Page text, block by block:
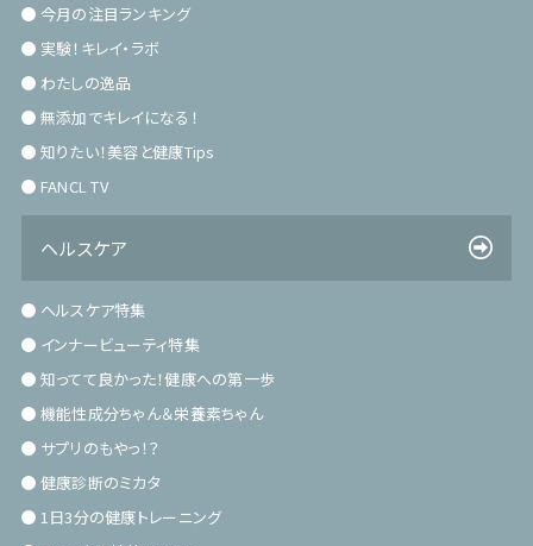
今月の注目ランキング
実験！キレイ・ラボ
わたしの逸品
無添加でキレイになる！
知りたい！美容と健康Tips
FANCL TV
ヘルスケア
ヘルスケア特集
インナービューティ特集
知ってて良かった！健康への第一歩
機能性成分ちゃん＆栄養素ちゃん
サプリのもやっ！？
健康診断のミカタ
1日3分の健康トレーニング